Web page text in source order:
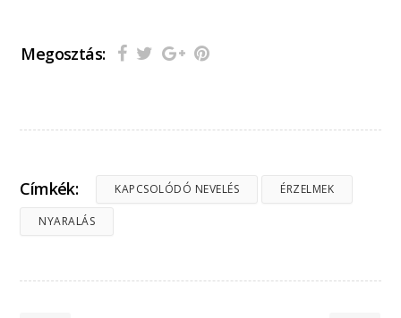
Megosztás:
Címkék: KAPCSOLÓDÓ NEVELÉS ÉRZELMEK
NYARALÁS